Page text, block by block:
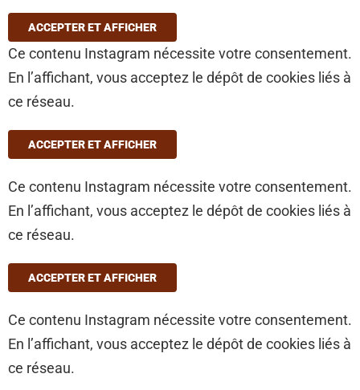
ACCEPTER ET AFFICHER
Ce contenu Instagram nécessite votre consentement.
En l’affichant, vous acceptez le dépôt de cookies liés à
ce réseau.
ACCEPTER ET AFFICHER
Ce contenu Instagram nécessite votre consentement.
En l’affichant, vous acceptez le dépôt de cookies liés à
ce réseau.
ACCEPTER ET AFFICHER
Ce contenu Instagram nécessite votre consentement.
En l’affichant, vous acceptez le dépôt de cookies liés à
ce réseau.